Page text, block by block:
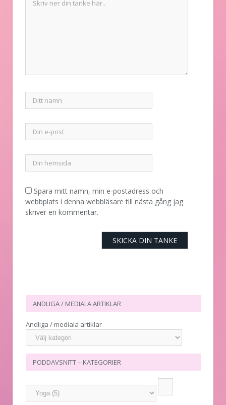
Spara mitt namn, min e-postadress och
webbplats i denna webbläsare till nästa gång jag
skriver en kommentar.
ANDLIGA / MEDIALA ARTIKLAR
Andliga / mediala artiklar
PODDAVSNITT – KATEGORIER